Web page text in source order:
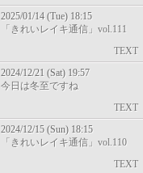
2025/01/14 (Tue) 18:15
「きれいレイキ通信」vol.111
TEXT
2024/12/21 (Sat) 19:57
今日は冬至ですね
TEXT
2024/12/15 (Sun) 18:15
「きれいレイキ通信」vol.110
TEXT